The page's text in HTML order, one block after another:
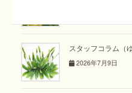
スタッフコラム（
2026年7月9日